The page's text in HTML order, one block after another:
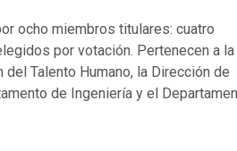
ocho miembros titulares: cuatro
por votación. Pertenecen a la
Talento Humano, la Dirección de
de Ingeniería y el